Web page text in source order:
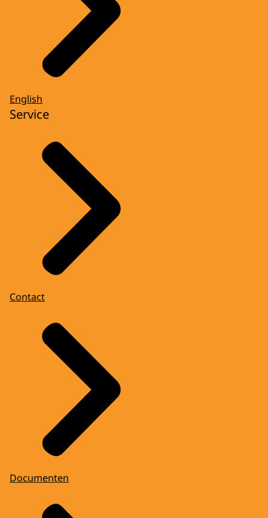
English
Service
Contact
Documenten